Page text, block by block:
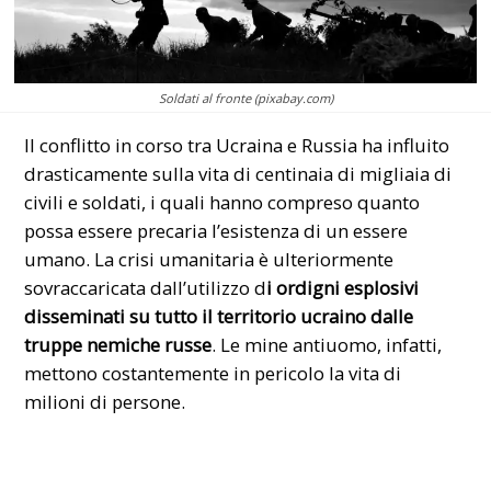
Soldati al fronte (pixabay.com)
Il conflitto in corso tra Ucrainae Russia ha influito
drasticamente sulla vita di centinaia di migliaia di
civili e soldati, i quali hanno compreso quanto
possa essere precaria l’esistenza di un essere
umano. La crisi umanitaria è ulteriormente
sovraccaricata dall’utilizzo di ordigni esplosivi
disseminati su tutto il territorio ucraino dalle
truppe nemiche russe. Le mine antiuomo, infatti,
mettono costantemente in pericolo la vita di
milioni di persone.